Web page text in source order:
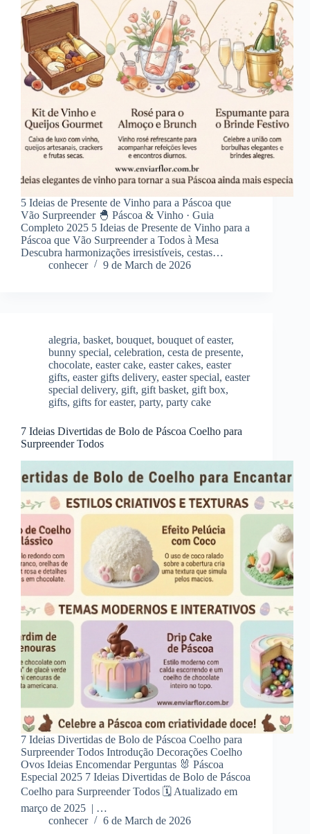
5 Ideias de Presente de Vinho para a Páscoa que
Vão Surpreender 🐣 Páscoa & Vinho · Guia
Completo 2025 5 Ideias de Presente de Vinho para a
Páscoa que Vão Surpreender a Todos à Mesa
Descubra harmonizações irresistíveis, cestas…
conhecer
9 de March de 2026
alegria, basket, bouquet, bouquet of easter,
bunny special, celebration, cesta de presente,
chocolate, easter cake, easter cakes, easter
gifts, easter gifts delivery, easter special, easter
special delivery, gift, gift basket, gift box,
gifts, gifts for easter, party, party cake
7 Ideias Divertidas de Bolo de Páscoa Coelho para
Surpreender Todos
7 Ideias Divertidas de Bolo de Páscoa Coelho para
Surpreender Todos Introdução Decorações Coelho
Ovos Ideias Encomendar Perguntas 🐰 Páscoa
Especial 2025 7 Ideias Divertidas de Bolo de Páscoa
Coelho para Surpreender Todos 🗓️ Atualizado em
março de 2025 | …
conhecer
6 de March de 2026